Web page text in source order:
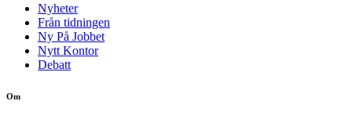
Nyheter
Från tidningen
Ny På Jobbet
Nytt Kontor
Debatt
Om